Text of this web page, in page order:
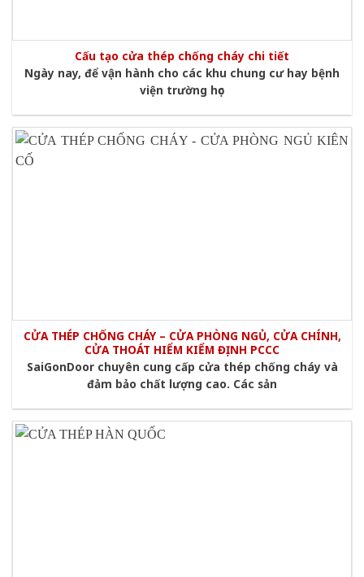
Cấu tạo cửa thép chống cháy chi tiết
Ngày nay, để vận hành cho các khu chung cư hay bệnh
viện trường học
CỬA THÉP CHỐNG CHÁY – CỬA PHÒNG NGỦ, CỬA CHÍNH,
CỬA THOÁT HIỂM KIỂM ĐỊNH PCCC
SaiGonDoor chuyên cung cấp cửa thép chống cháy và
đảm bảo chất lượng cao. Các sản